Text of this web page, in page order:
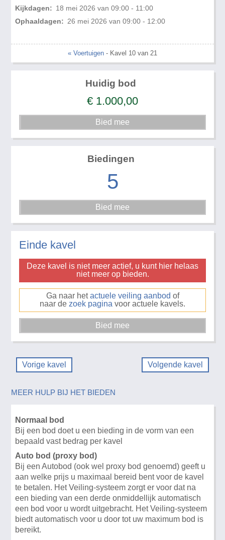
Kijkdagen: 18 mei 2026 van 09:00 - 11:00
Ophaaldagen: 26 mei 2026 van 09:00 - 12:00
« Voertuigen - Kavel 10 van 21
Huidig bod
€ 1.000,00
Biedingen
5
Einde kavel
Deze kavel is niet meer actief, u kunt hier helaas
niet meer op bieden.
Ga naar hetactuele veiling aanbod of
naar de zoek pagina voor actuele kavels.
Vorige kavel Volgende kavel
MEER HULP BIJ HET BIEDEN
Normaal bod
Bij een bod doet u een bieding in de vorm van een
bepaald vast bedrag per kavel
Auto bod (proxy bod)
Bij een Autobod (ook wel proxy bod genoemd) geeft u
aan welke prijs u maximaal bereid bent voor de kavel
te betalen. Het Veiling-systeem zorgt er voor dat na
een bieding van een derde onmiddellijk automatisch
een bod voor u wordt uitgebracht. Het Veiling-systeem
biedt automatisch voor u door tot uw maximum bod is
bereikt.